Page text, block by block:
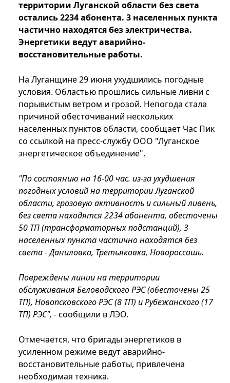
территории Луганской области без света
остались 2234 абонента. 3 населенных пункта
частично находятся без электричества.
Энергетики ведут аварийно-
восстановительные работы.
На Луганщине 29 июня ухудшились погодные
условия. Областью прошлись сильные ливни с
порывистым ветром и грозой. Непогода стала
причиной обесточиваний нескольких
населенных пунктов области, сообщает Час Пик
со ссылкой на пресс-службу ООО "Луганское
энергетическое объединение".
"По состоянию на 16-00 час. из-за ухудшения
погодных условий на территории Луганской
области, грозовую активность и сильный ливень,
без света находятся 2234 абонента, обесточены
50 ТП (трансформаторных подстанций), 3
населенных пункта частично находятся без
света - Даниловка, Третьяковка, Новороссошь.
Повреждены линии на территории
обслуживания Беловодского РЭС (обесточены 25
ТП), Новопсковского РЭС (8 ТП) и Рубежанского (17
ТП) РЭС", - сообщили в ЛЭО.
Отмечается, что бригады энергетиков в
усиленном режиме ведут аварийно-
восстановительные работы, привлечена
необходимая техника.